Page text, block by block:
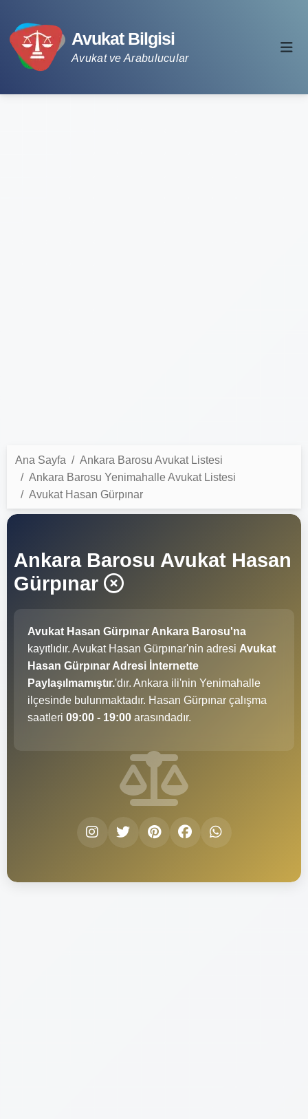
Avukat Bilgisi
Avukat ve Arabulucular
Ana Sayfa
Ankara Barosu Avukat Listesi
Ankara Barosu Yenimahalle Avukat Listesi
Avukat Hasan Gürpınar
Ankara Barosu Avukat Hasan
Gürpınar
Avukat Hasan Gürpınar Ankara Barosu'na
kayıtlıdır. Avukat Hasan Gürpınar'nin adresi Avukat
Hasan Gürpınar Adresi İnternette
Paylaşılmamıştır.'dır. Ankara ili'nin Yenimahalle
ilçesinde bulunmaktadır. Hasan Gürpınar çalışma
saatleri 09:00 - 19:00 arasındadır.